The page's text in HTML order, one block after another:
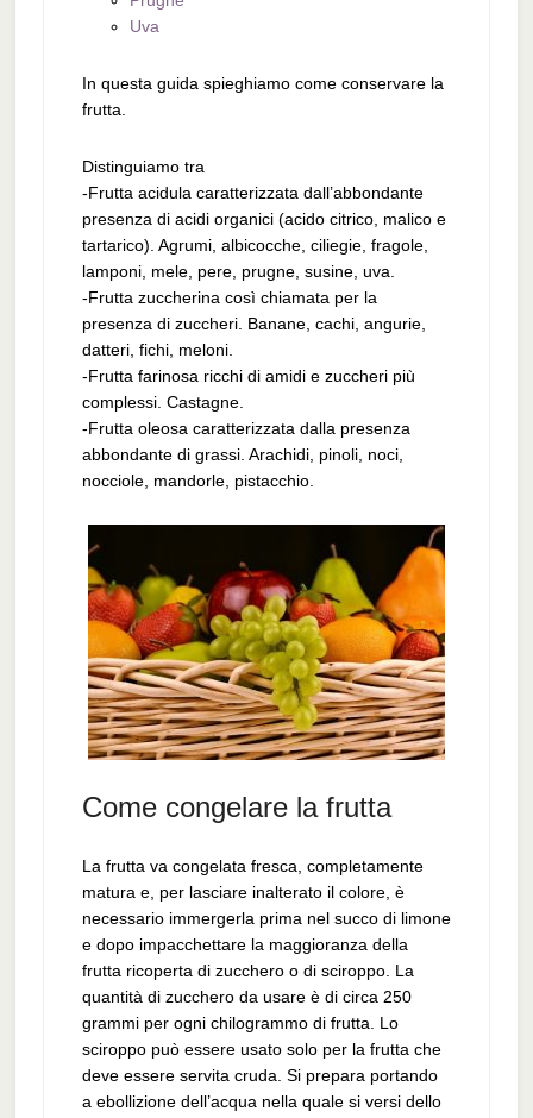
Uva
In questa guida spieghiamo come conservare la
frutta.
Distinguiamo tra
-Frutta acidula caratterizzata dall’abbondante
presenza di acidi organici (acido citrico, malico e
tartarico). Agrumi, albicocche, ciliegie, fragole,
lamponi, mele, pere, prugne, susine, uva.
-Frutta zuccherina così chiamata per la
presenza di zuccheri. Banane, cachi, angurie,
datteri, fichi, meloni.
-Frutta farinosa ricchi di amidi e zuccheri più
complessi. Castagne.
-Frutta oleosa caratterizzata dalla presenza
abbondante di grassi. Arachidi, pinoli, noci,
nocciole, mandorle, pistacchio.
Come congelare la frutta
La frutta va congelata fresca, completamente
matura e, per lasciare inalterato il colore, è
necessario immergerla prima nel succo di limone
e dopo impacchettare la maggioranza della
frutta ricoperta di zucchero o di sciroppo. La
quantità di zucchero da usare è di circa 250
grammi per ogni chilogrammo di frutta. Lo
sciroppo può essere usato solo per la frutta che
deve essere servita cruda. Si prepara portando
a ebollizione dell’acqua nella quale si versi dello